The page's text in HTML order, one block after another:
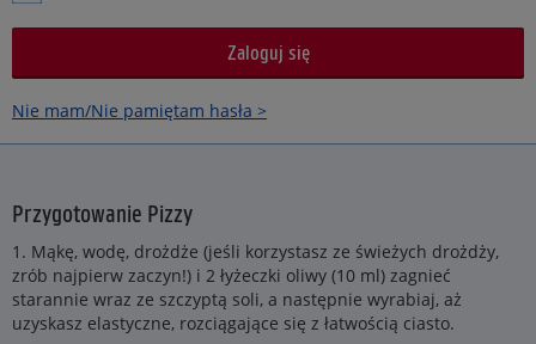
Nie mam/Nie pamiętam hasła >
Przygotowanie Pizzy
1. Mąkę, wodę, drożdże (jeśli korzystasz ze świeżych drożdży,
zrób najpierw zaczyn!) i 2 łyżeczki oliwy (10 ml) zagnieć
starannie wraz ze szczyptą soli, a następnie wyrabiaj, aż
uzyskasz elastyczne, rozciągające się z łatwością ciasto.